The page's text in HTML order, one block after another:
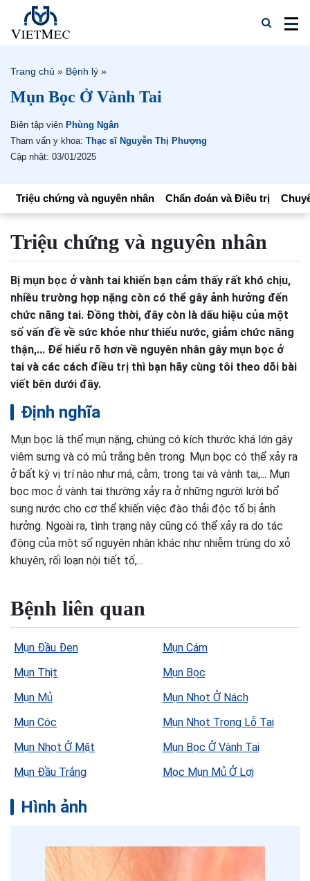
Trang chủ » Bệnh lý »
Mụn Bọc Ở Vành Tai
Biên tập viên Phùng Ngân
Tham vấn y khoa: Thạc sĩ Nguyễn Thị Phượng
Cập nhật: 03/01/2025
Triệu chứng và nguyên nhân Chẩn đoán và Điều trị
Triệu chứng và nguyên nhân
Bị mụn bọc ở vành tai khiến bạn cảm thấy rất khó chịu,
nhiều trường hợp nặng còn có thể gây ảnh hưởng đến
chức năng tai. Đồng thời, đây còn là dấu hiệu của một
số vấn đề về sức khỏe như thiếu nước, giảm chức năng
thận,... Để hiểu rõ hơn về nguyên nhân gây mụn bọc ở
tai và các cách điều trị thì bạn hãy cùng tôi theo dõi bài
viết bên dưới đây.
Định nghĩa
Mụn bọc là thể mụn nặng, chúng có kích thước khá lớn gây
viêm sưng và có mủ trắng bên trong. Mụn bọc có thể xảy ra
ở bất kỳ vị trí nào như má, cằm, trong tai và vành tai,... Mụn
bọc mọc ở vành tai thường xảy ra ở những người lười bổ
sung nước cho cơ thể khiến việc đào thải độc tố bị ảnh
hưởng. Ngoài ra, tình trạng này cũng có thể xảy ra do tác
động của một số nguyên nhân khác như nhiễm trùng do xỏ
khuyên, rối loạn nội tiết tố,...
Bệnh liên quan
Mụn Đầu Đen
Mụn Thịt
Mụn Mủ
Mụn Cóc
Mụn Nhọt Ở Mặt
Mụn Đầu Trắng
Mụn Cám
Mụn Bọc
Mụn Nhọt Ở Nách
Mụn Nhọt Trong Lỗ Tai
Mụn Bọc Ở Vành Tai
Mọc Mụn Mủ Ở Lợi
Hình ảnh